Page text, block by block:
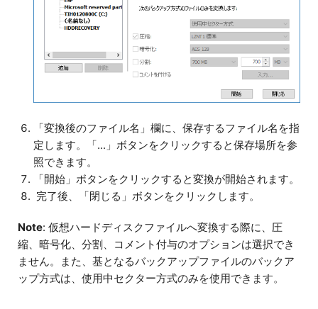
「変換後のファイル名」欄に、保存するファイル名を指
定します。「...」ボタンをクリックすると保存場所を参
照できます。
「開始」ボタンをクリックすると変換が開始されます。
完了後、「閉じる」ボタンをクリックします。
Note: 仮想ハードディスクファイルへ変換する際に、圧
縮、暗号化、分割、コメント付与のオプションは選択でき
ません。また、基となるバックアップファイルのバックア
ップ方式は、使用中セクター方式のみを使用できます。